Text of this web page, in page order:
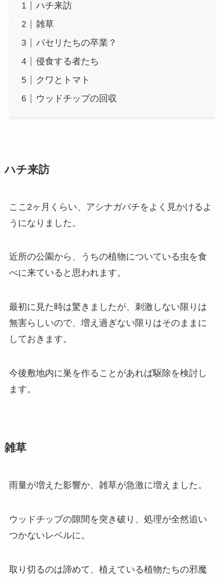
ハチ来訪
雑草
パセリたちの卒業？
侵食する者たち
クワとトマト
ウッドチップの回収
ハチ来訪
ここ2ヶ月くらい、アシナガバチをよく見かけるよ
うになりました。
近所の公園から、うちの植物についている虫を食
べに来ていると思われます。
最初に見た時は驚きましたが、刺激しない限りは
無害らしいので、増え過ぎない限りはそのままに
しておきます。
今後敷地内に巣を作ることがあれば駆除を検討し
ます。
雑草
雨量が増えた影響か、雑草が急激に増えました。
ウッドチップの隙間を突き破り、処理が全然追い
つかないレベルに。
取り切るのは諦めて、植えている植物たちの邪魔